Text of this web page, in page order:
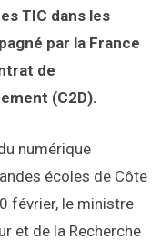
TIC dans les
par la France
de
(C2D).
numérique
écoles de Côte
février, le ministre
et de la Recherche